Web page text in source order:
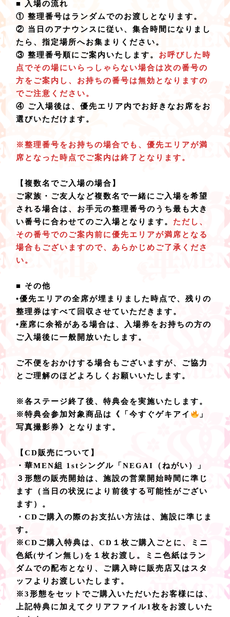
■ 入場の流れ
① 整理番号はランダムでのお渡しとなります。
② 当日のアナウンスに従い、集合時間になりまし
たら、指定場所へお集まりください。
③ 整理番号順にご案内いたします。 お呼びした時
点でその場にいらっしゃらない場合は次の番号の
方をご案内し、お持ちの番号は無効となりますの
でご注意ください。
④ ご入場後は、優先エリア内でお好きなお席をお
選びいただけます。
※整理番号をお持ちの場合でも、優先エリアが満
席となった時点でご案内は終了となります。
【複数名でご入場の場合】
ご家族・ご友人など複数名で一緒にご入場を希望
される場合は、お手元の整理番号のうち最も大き
い番号に合わせてのご入場となります。 ただし、
その番号でのご案内前に優先エリアが満席となる
場合もございますので、あらかじめご了承くださ
い。
■ その他
•優先エリアの全席が埋まりました時点で、残りの
整理券はすべて回収させていただきます。
•座席に余裕がある場合は、入場券をお持ちの方の
ご入場後に一般開放いたします。
ご不便をおかけする場合もございますが、ご協力
とご理解のほどよろしくお願いいたします。
※各ステージ終了後、特典会を実施いたします。
※特典会参加対象商品は《「今すぐゲキアイ
」
写真撮影券》となります。
【CD販売について】
・華MEN組 1stシングル「NEGAI（ねがい）」
３形態の販売開始は、施設の営業開始時間に準じ
ます（当日の状況により前後する可能性がござい
ます）。
・CDご購入の際のお支払い方法は、施設に準じま
す。
※CDご購入特典は、CD１枚ご購入ごとに、ミニ
色紙(サイン無し)を１枚お渡し。ミニ色紙はラン
ダムでの配布となり、ご購入時に販売店又はスタ
ッフよりお渡しいたします。
※3形態をセットでご購入いただいたお客様には、
上記特典に加えてクリアファイル1枚をお渡しいた